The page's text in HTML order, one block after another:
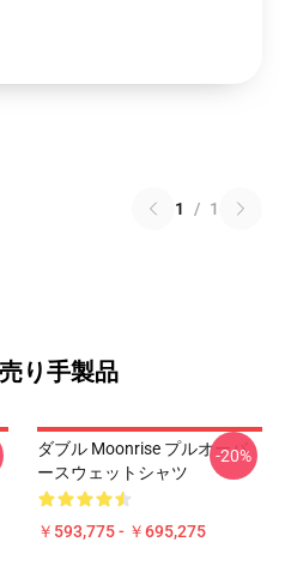
1 / 1
り手製品
ダブル Moonrise プルオーバ
ースウェットシャツ
￥593,775 - ￥695,275
-20%